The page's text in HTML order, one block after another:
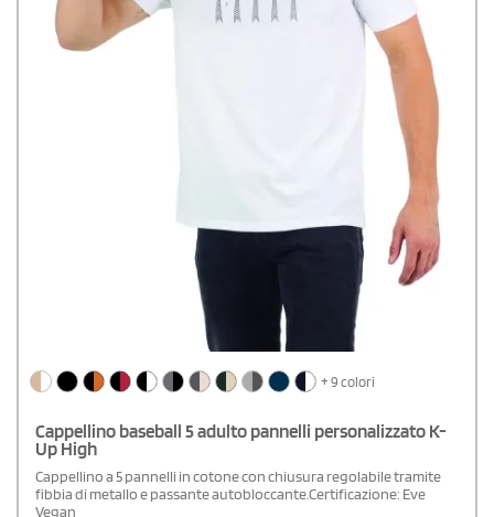
+ 9 colori
Cappellino baseball 5 adulto pannelli personalizzato K-
Up High
Cappellino a 5 pannelli in cotone con chiusura regolabile tramite
fibbia di metallo e passante autobloccante.Certificazione: Eve
Vegan